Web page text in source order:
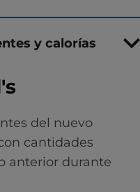
y calorías
del nuevo
cantidades
anterior durante